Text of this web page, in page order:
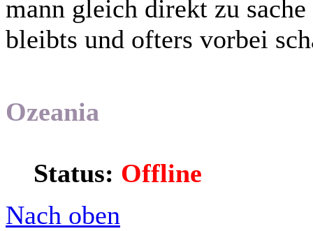
mann gleich direkt zu sache
bleibts und ofters vorbei
Ozeania
Status: Offline
Nach oben